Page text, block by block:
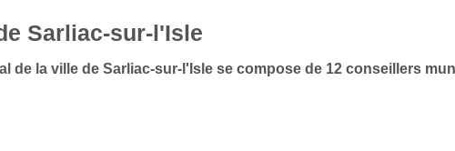
Sarliac-sur-l'Isle
de la ville de Sarliac-sur-l'Isle se compose de 12 conseillers